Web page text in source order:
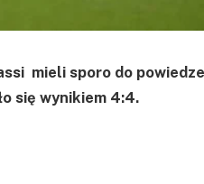
mieli sporo do
się wynikiem 4:4.